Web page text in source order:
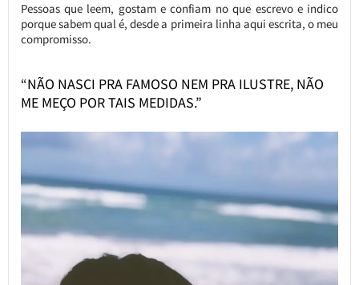
Pessoas que leem, gostam e confiam no que escrevo e indico
porque sabem qual é, desde a primeira linha aqui escrita, o meu
compromisso.
“NÃO NASCI PRA FAMOSO NEM PRA ILUSTRE, NÃO
ME MEÇO POR TAIS MEDIDAS.”